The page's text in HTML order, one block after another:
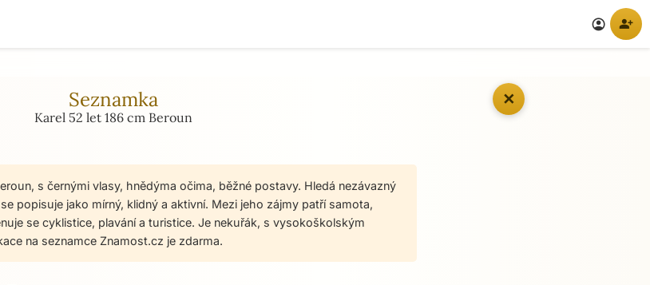
account_circle person_add
✕
Seznamka
Karel 52 let 186 cm Beroun
s černými vlasy, hnědýma očima, běžné postavy. Hledá nezávazný
popisuje jako mírný, klidný a aktivní. Mezi jeho zájmy patří samota,
se cyklistice, plavání a turistice. Je nekuřák, s vysokoškolským
na seznamce Znamost.cz je zdarma.